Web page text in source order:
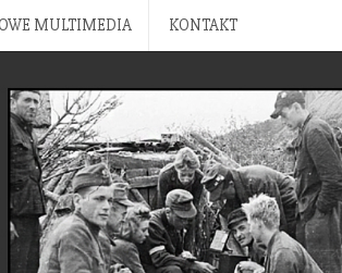
MULTIMEDIA KONTAKT